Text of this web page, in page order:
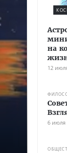
на
12
6 июля